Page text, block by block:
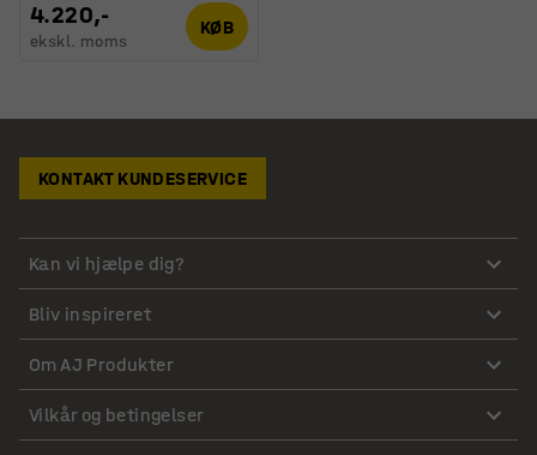
4.220,-
ekskl. moms
KØB
KONTAKT KUNDESERVICE
Kan vi hjælpe dig?
Bliv inspireret
Om AJ Produkter
Vilkår og betingelser